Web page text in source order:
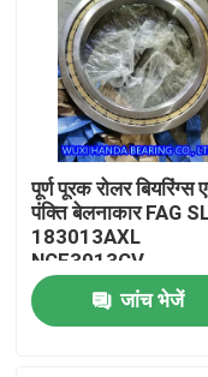
पूर्ण पूरक रोलर
पंक्ति बेलनाकार FAG
183013AXL
NCF3013CV
जांच भेजें